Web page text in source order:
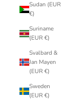
Sudan (EUR
€)
Suriname
(EUR €)
Svalbard &
Jan Mayen
(EUR €)
Sweden
(EUR €)